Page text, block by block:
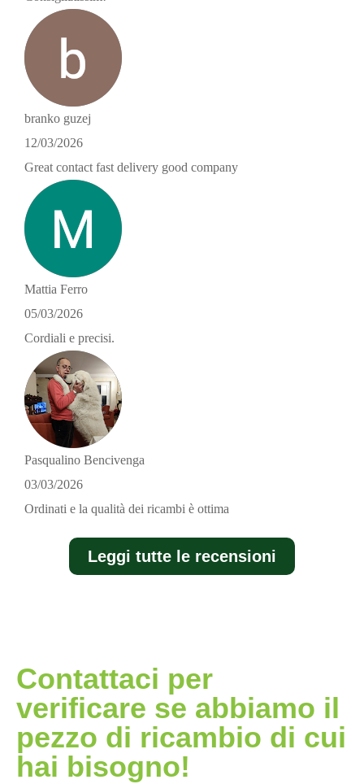
branko guzej
12/03/2026
Great contact fast delivery good company
Mattia Ferro
05/03/2026
Cordiali e precisi.
Pasqualino Bencivenga
03/03/2026
Ordinati e la qualità dei ricambi è ottima
Leggi tutte le recensioni
Contattaci per
verificare se abbiamo il
pezzo di ricambio di cui
hai bisogno!